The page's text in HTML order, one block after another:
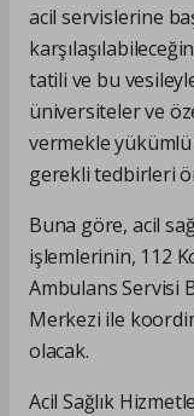
acil servislerine
tatili ve bu
üniversiteler ve
vermekle
gerekli tedbirleri
Buna göre, acil
işlemlerinin, 112
Ambulans Servisi
Merkezi ile
olacak.
Acil Sağlık